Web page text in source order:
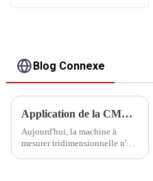
Blog Connexe
Application de la CMM dans le système de fabrication
Aujourd'hui, la machine à
mesurer tridimensionnelle n'est